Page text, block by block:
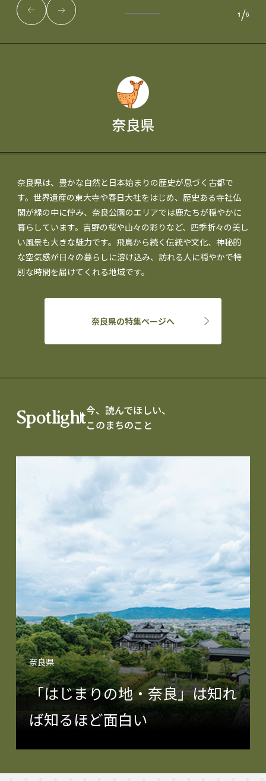
奈良県
奈良県は、豊かな自然と日本始まりの歴史が息づく古都で
す。世界遺産の東大寺や春日大社をはじめ、歴史ある寺社仏
閣が緑の中に佇み、奈良公園のエリアでは鹿たちが穏やかに
暮らしています。吉野の桜や山々の彩りなど、四季折々の美し
い風景も大きな魅力です。飛鳥から続く伝統や文化、神秘的
な空気感が日々の暮らしに溶け込み、訪れる人に穏やかで特
別な時間を届けてくれる地域です。
奈良県の特集ページへ
1 /6
Spotlight今、読んでほしい、
このまちのこと
奈良県
「はじまりの地・奈良」は知れ
ば知るほど面白い